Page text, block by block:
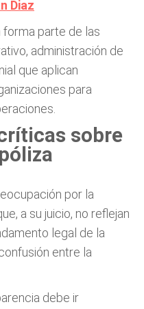
Diaz
forma parte de las
administración de
que aplican
para
sobre
por la
a su juicio, no reflejan
legal de la
entre la
debe ir